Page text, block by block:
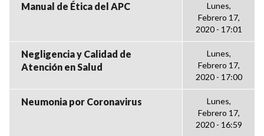
Manual de Ética del APC
Lunes,
Febrero 17,
2020 - 17:01
Negligencia y Calidad de
Atención en Salud
Lunes,
Febrero 17,
2020 - 17:00
Neumonia por Coronavirus
Lunes,
Febrero 17,
2020 - 16:59